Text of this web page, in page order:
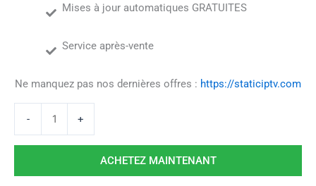
Mises à jour automatiques GRATUITES
Service après-vente
Ne manquez pas nos dernières offres : https://staticiptv.com
- +
ACHETEZ MAINTENANT